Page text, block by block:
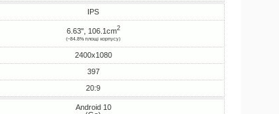
IPS
6.63", 106.1cm2
(~84.8% площі корпусу)
2400x1080
397
20:9
Android 10